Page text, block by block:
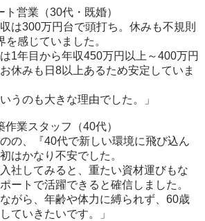
営業（30代・既婚）
は300万円台で頭打ち。休みも不規則
感じていました。
1年目から年収450万円以上～400万円
休みも日8以上あるため安定していま
うのも大きな理由でした。」
業スタッフ（40代）
の、『40代で新しい環境に飛び込ん
はかなり不安でした。
社してみると、重たい資材運びもな
ートで活躍できると確信しました。
がら、年齢や体力に縛られず、60歳
ていきたいです。」